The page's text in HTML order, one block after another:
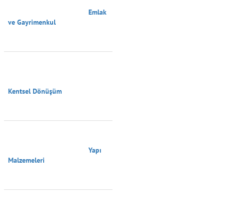
ve Gayrimenkul
Kentsel Dönüşüm
Malzemeleri